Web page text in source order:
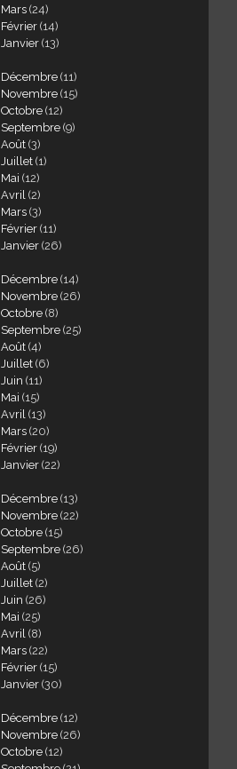
Mars (24)
Février (14)
Janvier (13)
Décembre (11)
Novembre (15)
Octobre (12)
Septembre (9)
Août (3)
Juillet (1)
Mai (12)
Avril (2)
Mars (3)
Février (11)
Janvier (26)
Décembre (14)
Novembre (26)
Octobre (8)
Septembre (25)
Août (4)
Juillet (6)
Juin (11)
Mai (15)
Avril (13)
Mars (20)
Février (19)
Janvier (22)
Décembre (13)
Novembre (22)
Octobre (15)
Septembre (26)
Août (5)
Juillet (2)
Juin (26)
Mai (25)
Avril (8)
Mars (22)
Février (15)
Janvier (30)
Décembre (12)
Novembre (26)
Octobre (12)